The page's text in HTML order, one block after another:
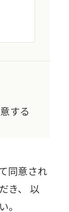
する
同意され
き、 以
。